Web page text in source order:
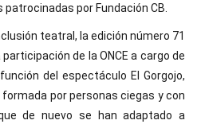
por Fundación CB.
teatral, la edición número 71
de la ONCE a cargo de
del espectáculo El Gorgojo,
por personas ciegas y con
de nuevo se han adaptado a